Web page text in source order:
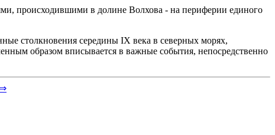
происходившими в долине Волхова - на периферии единого
столкновения середины IX века в северных морях,
образом вписывается в важные события, непосредственно